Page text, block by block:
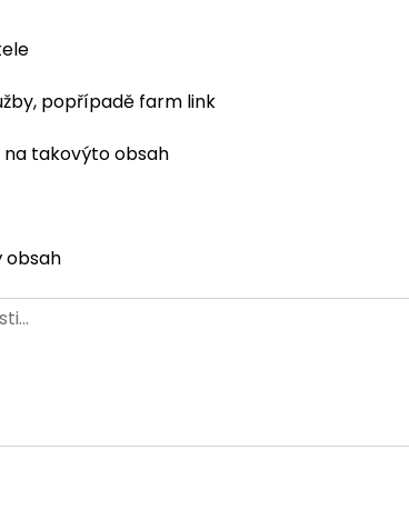
popřípadě farm link
takovýto obsah
obsah